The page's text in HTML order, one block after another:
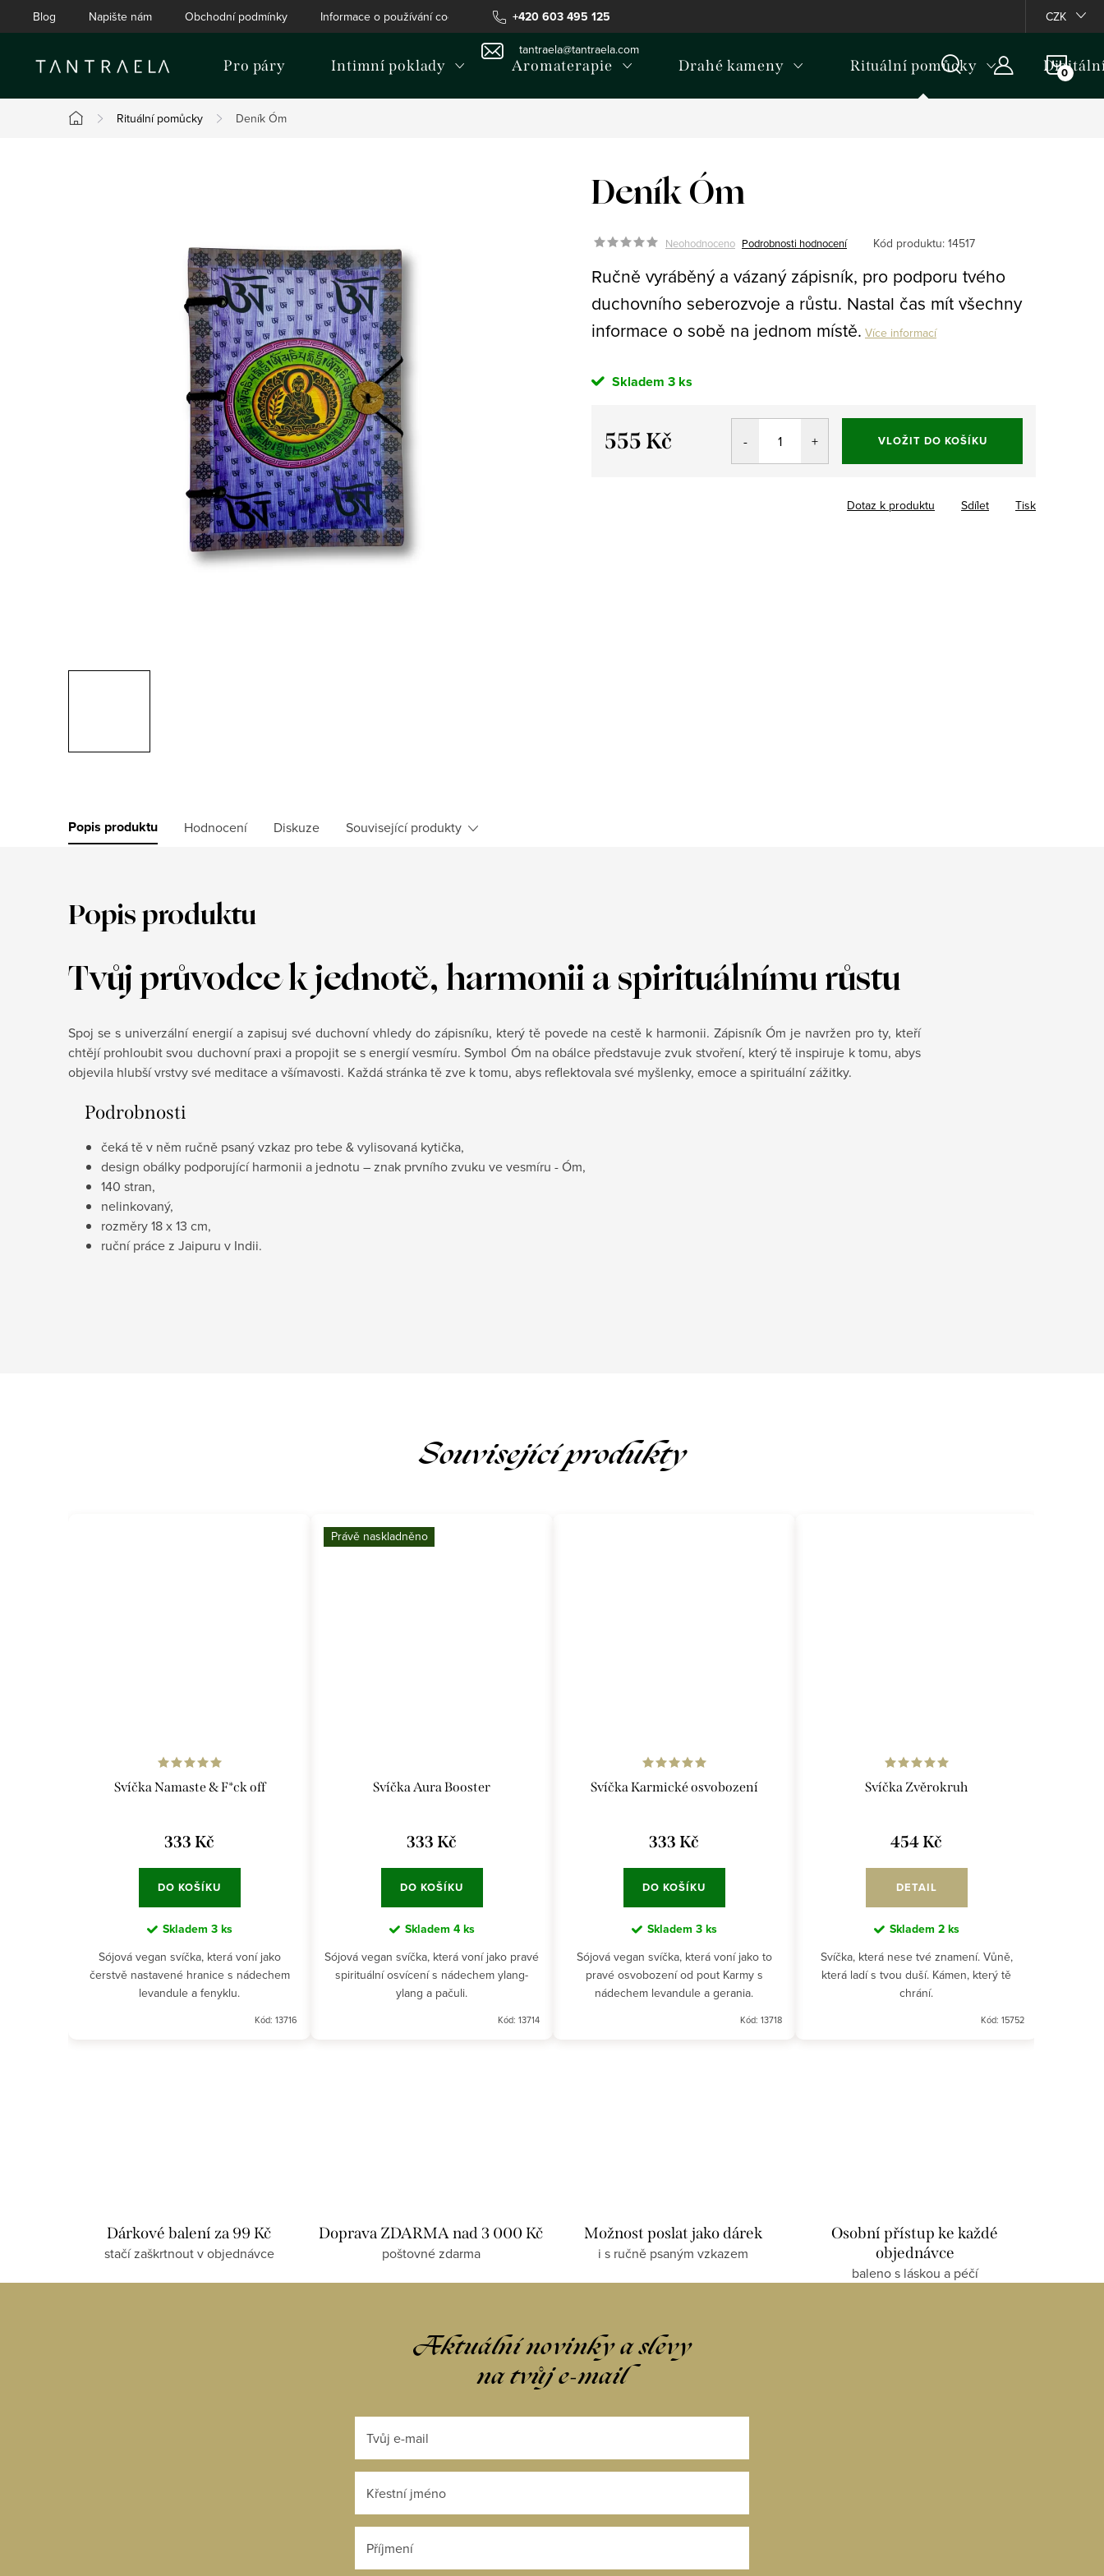
na
+420 603 495 125
tantraela@tantraela.com
Blog Napište nám Obchodní podmínky Informace o používání cookies Podmínky ochrany osobních údajů CZK
Pro páry Intimní poklady Aromaterapie Drahé kameny Rituální pomůcky
Domů
Rituální pomůcky Deník Óm
Deník Óm
Neohodnoceno Podrobnosti hodnocení Kód produktu: 14517
Ručně vyráběný a vázaný zápisník, pro podporu tvého
duchovního seberozvoje a růstu. Nastal čas mít všechny
informace o sobě na jednom místě. Více informací
Skladem 3 ks
555 Kč VLOŽIT DO KOŠÍKU
Tisk
Dotaz k produktu Sdílet
Popis produktu Hodnocení Diskuze Související produkty
Popis produktu
Tvůj průvodce k jednotě, harmonii a spirituálnímu růstu
Spoj se s univerzální energií a zapisuj své duchovní vhledy do zápisníku, který tě povede na cestě k harmonii. Zápisník Óm je navržen pro ty, kteří
chtějí prohloubit svou duchovní praxi a propojit se s energií vesmíru. Symbol Óm na obálce představuje zvuk stvoření, který tě inspiruje k tomu, abys
objevila hlubší vrstvy své meditace a všímavosti. Každá stránka tě zve k tomu, abys reflektovala své myšlenky, emoce a spirituální zážitky.
Podrobnosti
čeká tě v něm ručně psaný vzkaz pro tebe & vylisovaná kytička,
design obálky podporující harmonii a jednotu – znak prvního zvuku ve vesmíru - Óm,
140 stran,
nelinkovaný,
rozměry 18 x 13 cm,
ruční práce z Jaipuru v Indii.
Související produkty
Svíčka Namaste & F*ck off
333 Kč
DO KOŠÍKU
Skladem 3 ks
Sójová vegan svíčka, která voní jako
čerstvě nastavené hranice s nádechem
levandule a fenyklu.
Kód: 13716
Právě naskladněno
Svíčka Aura Booster
333 Kč
DO KOŠÍKU
Skladem 4 ks
Sójová vegan svíčka, která voní jako pravé
spirituální osvícení s nádechem ylang-
ylang a pačuli.
Kód: 13714
Svíčka Karmické osvobození
333 Kč
DO KOŠÍKU
Skladem 3 ks
Sójová vegan svíčka, která voní jako to
pravé osvobození od pout Karmy s
nádechem levandule a gerania.
Kód: 13718
Svíčka Zvěrokruh
454 Kč
DETAIL
Skladem 2 ks
Svíčka, která nese tvé znamení. Vůně,
která ladí s tvou duší. Kámen, který tě
chrání.
Kód: 15752
Dárkové balení za 99 Kč
stačí zaškrtnout v objednávce
Doprava ZDARMA nad 3 000 Kč
poštovné zdarma
Možnost poslat jako dárek
i s ručně psaným vzkazem
Osobní přístup ke každé
objednávce
baleno s láskou a péčí
Aktuální novinky a slevy
na tvůj e-mail